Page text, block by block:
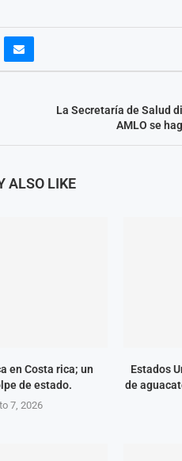
La Secretaría de Salud
AMLO se
ALSO LIKE
en Costa rica; un
de estado.
7, 2026
Estados
de